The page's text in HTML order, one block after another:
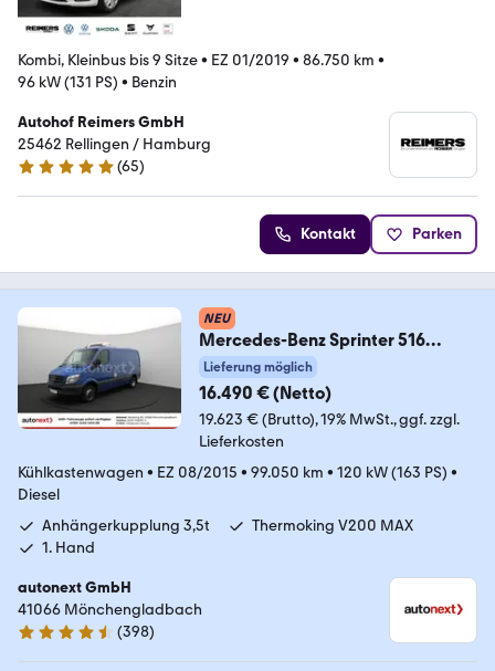
Kombi, Kleinbus bis 9 Sitze• EZ 01/2019 • 86.750 km •
96 kW (131 PS) • Benzin
Autohof Reimers GmbH
25462 Rellingen / Hamburg
5 Sterne
(65)
Kontakt Parken
NEU
Mercedes-Benz Sprinter 516
*ThermoKing V200-MAX -20°
Tief*
Lieferung möglich
16.490 € (Netto)
19.623 € (Brutto) 19% MwSt. ggf. zzgl.
Lieferkosten
Kühlkastenwagen • EZ 08/2015 • 99.050 km • 120 kW (163 PS) •
Diesel
Anhängerkupplung 3,5t
Thermoking V200 MAX
1. Hand
autonext GmbH
41066 Mönchengladbach
4.7 Sterne
(398)